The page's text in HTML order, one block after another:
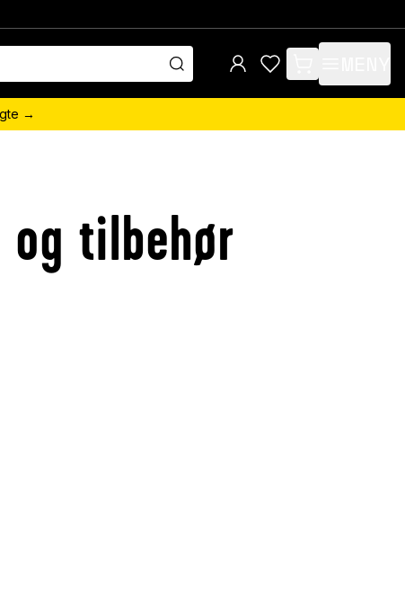
items in cart, view
→
og tilbehør